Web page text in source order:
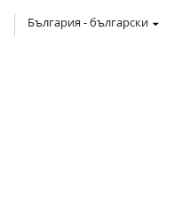
България -български